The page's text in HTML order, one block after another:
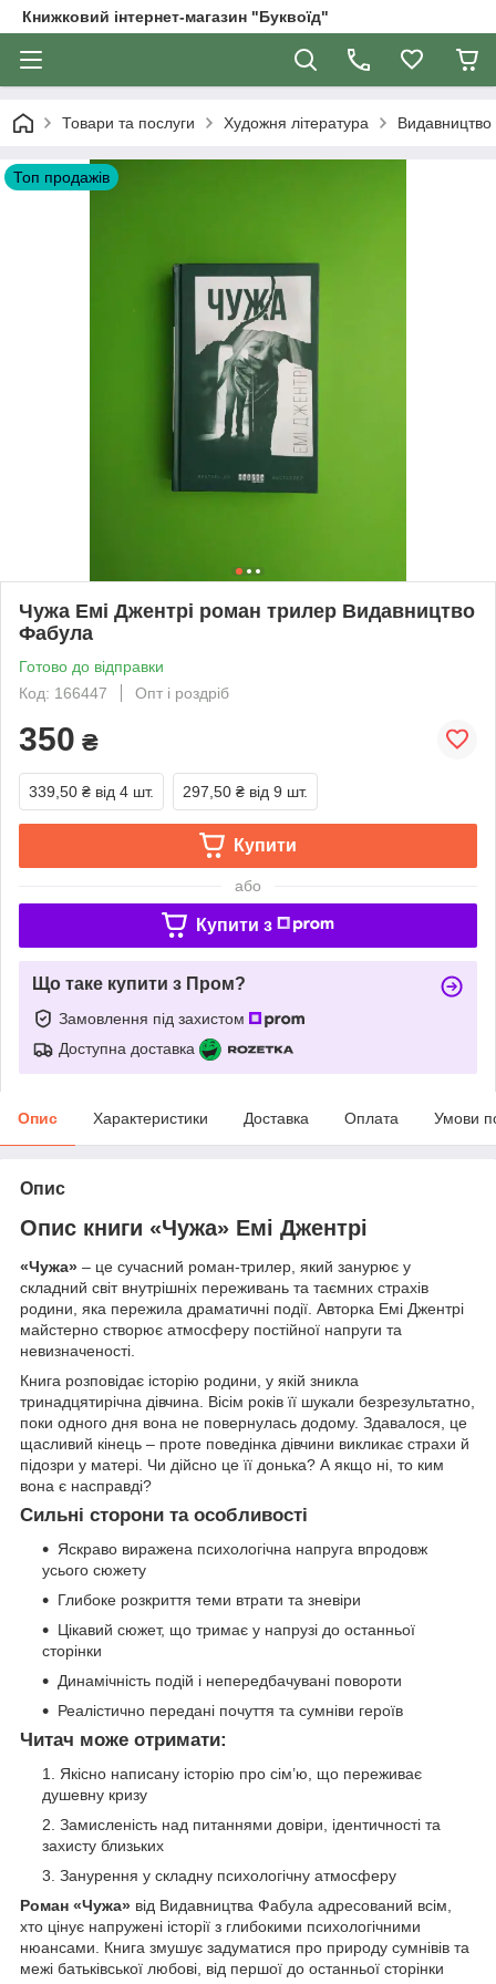
Книжковий інтернет-магазин "Буквоїд"
Товари та послуги Художня література
Топ продажів
Чужа Емі Джентрі роман трилер Видавництво
Фабула
Готово до відправки
Код: 166447
Опт і роздріб
350 ₴
339,50 ₴ від 4 шт. 297,50 ₴ від 9 шт.
Купити
або
Купити з
Що таке купити з Пром?
Замовлення під захистом
Доступна доставка
Опис Характеристики Доставка Оплата Умови
Опис
Опис книги «Чужа» Емі Джентрі
«Чужа» – це сучасний роман-трилер, який занурює у
складний світ внутрішніх переживань та таємних страхів
родини, яка пережила драматичні події. Авторка Емі Джентрі
майстерно створює атмосферу постійної напруги та
невизначеності.
Книга розповідає історію родини, у якій зникла
тринадцятирічна дівчина. Вісім років її шукали безрезультатно,
поки одного дня вона не повернулась додому. Здавалося, це
щасливий кінець – проте поведінка дівчини викликає страхи й
підозри у матері. Чи дійсно це її донька? А якщо ні, то ким
вона є насправді?
Сильні сторони та особливості
Яскраво виражена психологічна напруга впродовж
усього сюжету
Глибоке розкриття теми втрати та зневіри
Цікавий сюжет, що тримає у напрузі до останньої
сторінки
Динамічність подій і непередбачувані повороти
Реалістично передані почуття та сумніви героїв
Читач може отримати:
Якісно написану історію про сім’ю, що переживає
душевну кризу
Замисленість над питаннями довіри, ідентичності та
захисту близьких
Занурення у складну психологічну атмосферу
Роман «Чужа» від Видавництва Фабула адресований всім,
хто цінує напружені історії з глибокими психологічними
нюансами. Книга змушує задуматися про природу сумнівів та
межі батьківської любові, від першої до останньої сторінки